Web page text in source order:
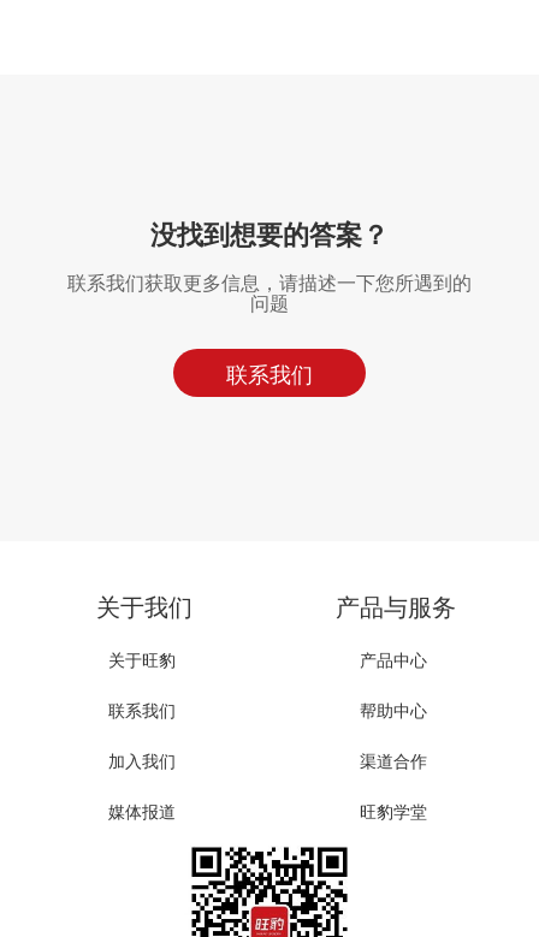
没找到想要的答案？
联系我们获取更多信息，请描述一下您所遇到的
问题
联系我们
关于我们
关于旺豹
联系我们
加入我们
媒体报道
产品与服务
产品中心
帮助中心
渠道合作
旺豹学堂